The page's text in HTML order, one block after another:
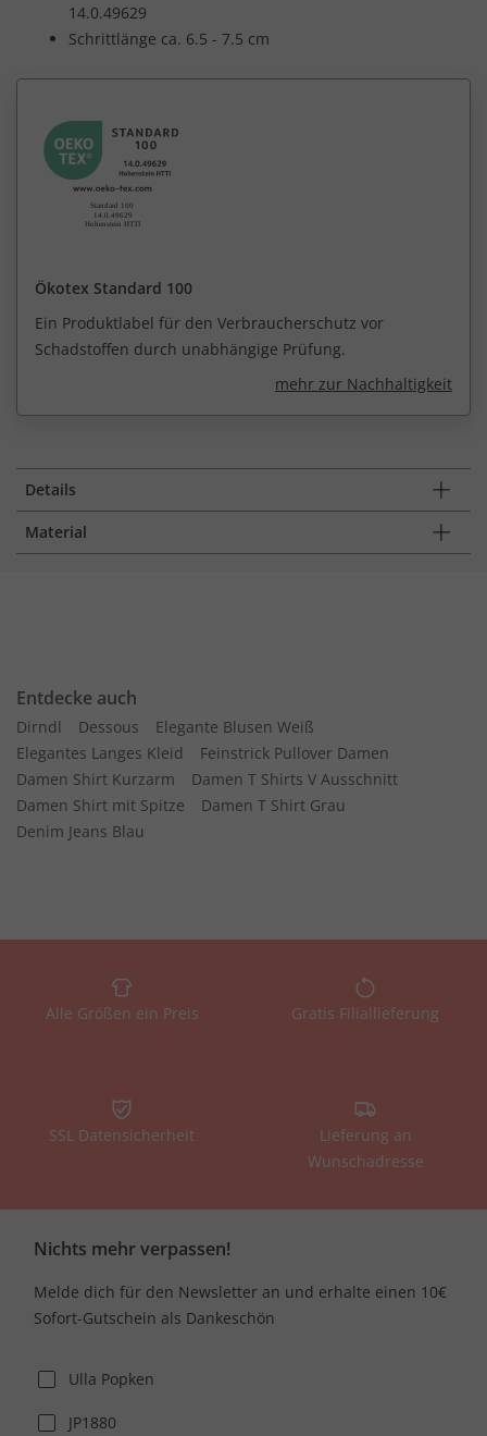
14.0.49629
Schrittlänge ca. 6.5 - 7.5 cm
Ökotex Standard 100
Ein Produktlabel für den Verbraucherschutz vor
Schadstoffen durch unabhängige Prüfung.
mehr zur Nachhaltigkeit
Details
Material
Entdecke auch
Dirndl Dessous
Elegante Blusen Weiß
Elegantes Langes Kleid
Feinstrick Pullover Damen
Damen Shirt Kurzarm
Damen T Shirts V Ausschnitt
Damen Shirt mit Spitze
Damen T Shirt Grau
Denim Jeans Blau
Alle Größen ein Preis Gratis Filiallieferung
SSL Datensicherheit
Lieferung an
Wunschadresse
Nichts mehr verpassen!
Melde dich für den Newsletter an und erhalte einen 10€
Sofort-Gutschein als Dankeschön
Ulla Popken
JP1880